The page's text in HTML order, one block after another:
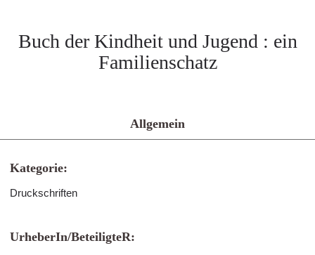
Buch der Kindheit und Jugend : ein
Familienschatz
Allgemein
Kategorie:
Druckschriften
UrheberIn/BeteiligteR: